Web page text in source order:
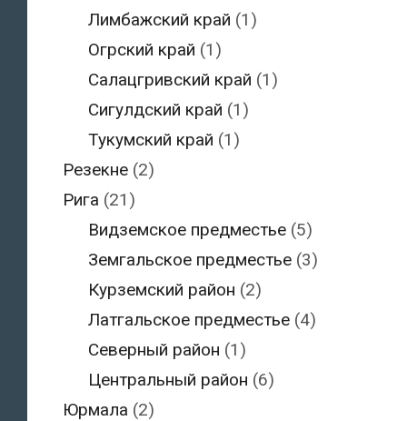
Лимбажский край (1)
Огрский край (1)
Салацгривский край (1)
Сигулдский край (1)
Тукумский край (1)
Резекне(2)
Рига (21)
Видземское предместье (5)
Земгальское предместье (3)
Курземский район (2)
Латгальское предместье (4)
Северный район (1)
Центральный район (6)
Юрмала (2)